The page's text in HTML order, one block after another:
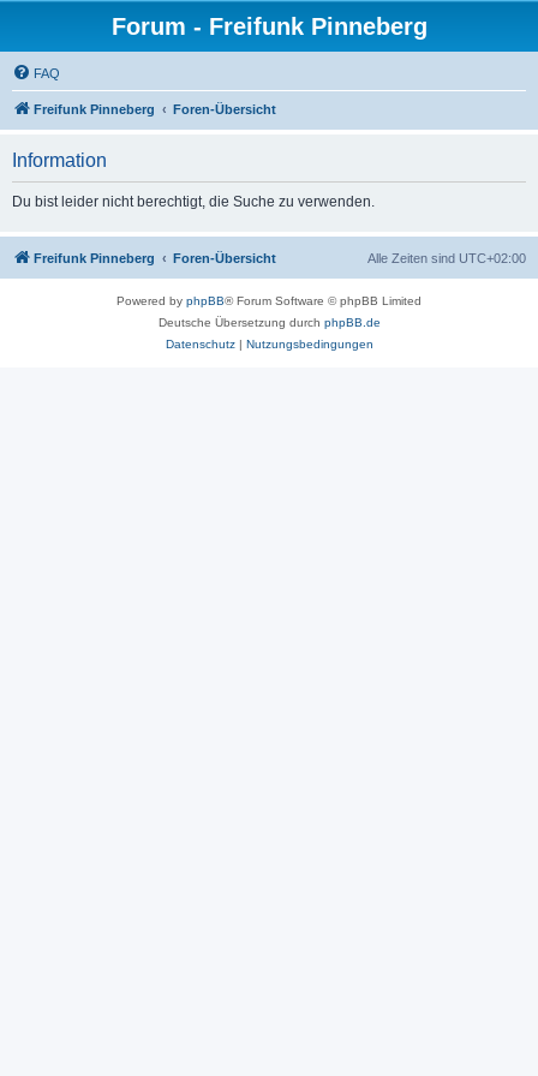
Forum - Freifunk Pinneberg
FAQ
Freifunk Pinneberg Foren-Übersicht
Information
Du bist leider nicht berechtigt, die Suche zu verwenden.
Freifunk Pinneberg Foren-Übersicht Alle Zeiten sind UTC+02:00
Powered by phpBB® Forum Software © phpBB Limited
Deutsche Übersetzung durch phpBB.de
Datenschutz| Nutzungsbedingungen